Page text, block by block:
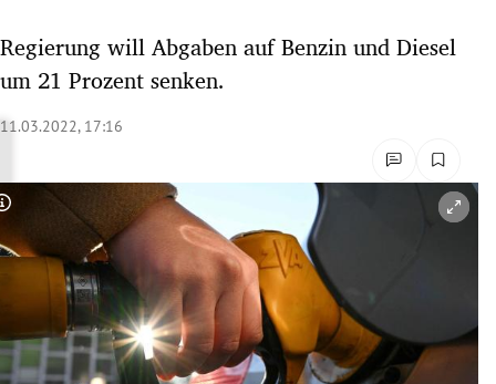
Untermenü
Untermenü
Untermenü
Untermenü
Regierung will Abgaben auf Benzin und Diesel
um 21 Prozent senken.
11.03.2022, 17:16
Copyright-Hinweis öffnen/schließen